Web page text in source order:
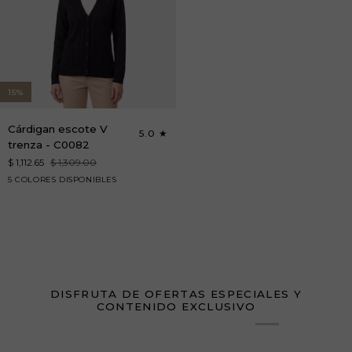
15%
escote
trenza
-
Cárdigan escote V
trenza - C0082
5.0
$ 1,112.65 $ 1,309.00
5 COLORES DISPONIBLES
rojo arenaazul blanconegro
DISFRUTA DE OFERTAS ESPECIALES Y
CONTENIDO EXCLUSIVO